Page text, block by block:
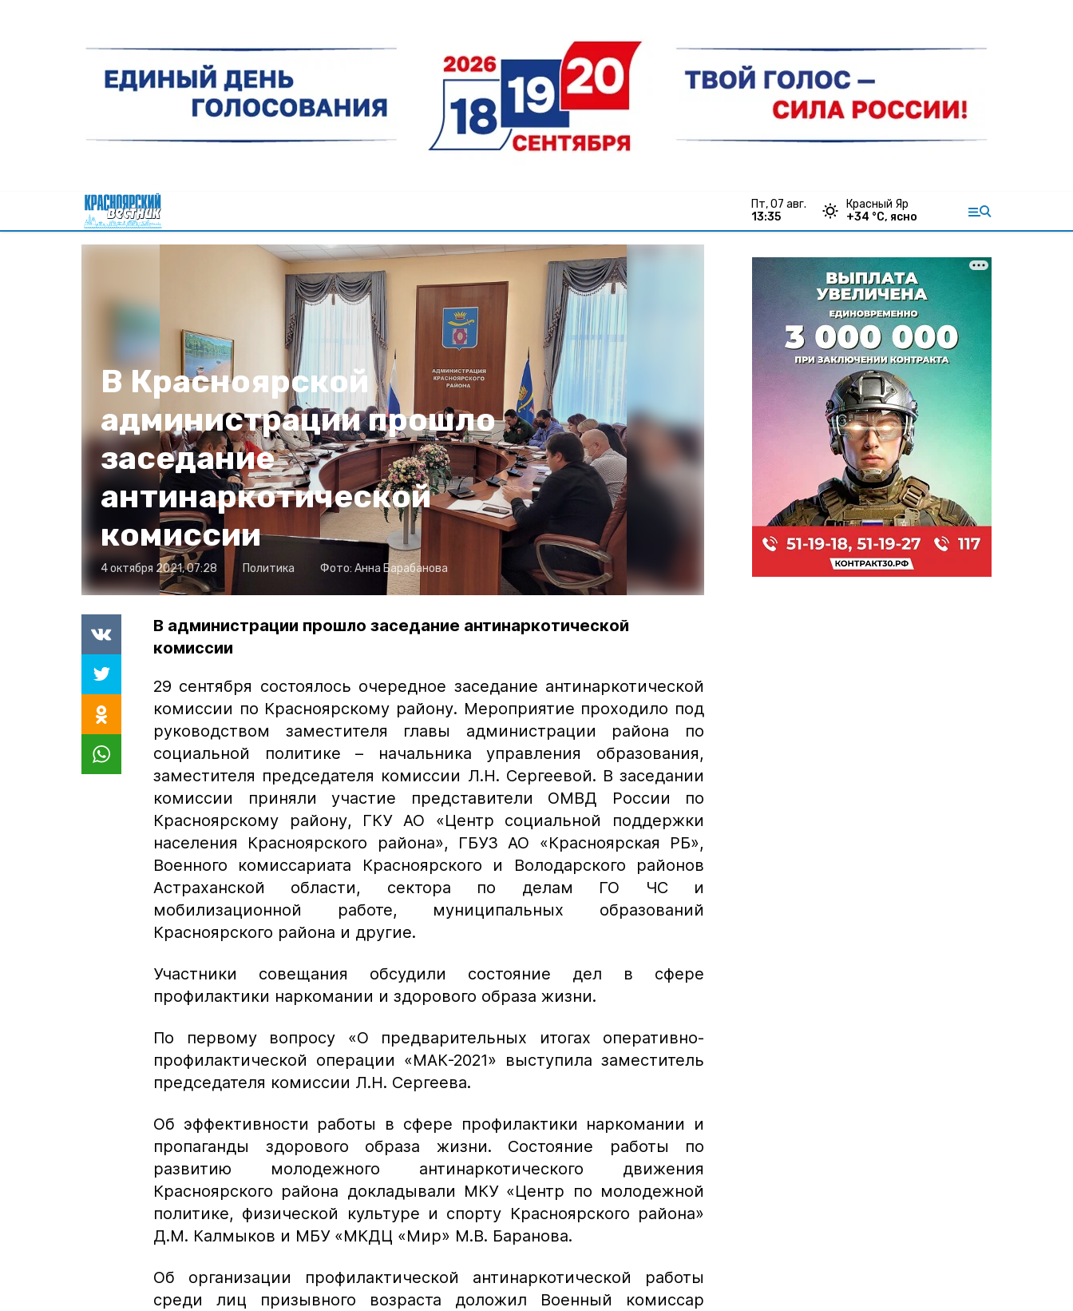
пт, 07 авг.
13:35
Красный Яр
+34 °С, ясно
В Красноярской
администрации прошло
заседание
антинаркотической
комиссии
4 октября 2021, 07:28 Политика Фото: Анна Барабанова
В администрации прошло заседание антинаркотической
комиссии
29 сентября состоялось очередное заседание антинаркотической
комиссии по Красноярскому району. Мероприятие проходило под
руководством заместителя главы администрации района по
социальной политике – начальника управления образования,
заместителя председателя комиссии Л.Н. Сергеевой. В заседании
комиссии приняли участие представители ОМВД России по
Красноярскому району, ГКУ АО «Центр социальной поддержки
населения Красноярского района», ГБУЗ АО «Красноярская РБ»,
Военного комиссариата Красноярского и Володарского районов
Астраханской области, сектора по делам ГО ЧС и
мобилизационной работе, муниципальных образований
Красноярского района и другие.
Участники совещания обсудили состояние дел в сфере
профилактики наркомании и здорового образа жизни.
По первому вопросу «О предварительных итогах оперативно-
профилактической операции «МАК-2021» выступила заместитель
председателя комиссии Л.Н. Сергеева.
Об эффективности работы в сфере профилактики наркомании и
пропаганды здорового образа жизни. Состояние работы по
развитию молодежного антинаркотического движения
Красноярского района докладывали МКУ «Центр по молодежной
политике, физической культуре и спорту Красноярского района»
Д.М. Калмыков и МБУ «МКДЦ «Мир» М.В. Баранова.
Об организации профилактической антинаркотической работы
среди лиц призывного возраста доложил Военный комиссар